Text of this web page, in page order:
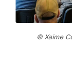
© Xaime